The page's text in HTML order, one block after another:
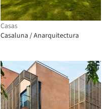
Casas
Casaluna / Anarquitectura